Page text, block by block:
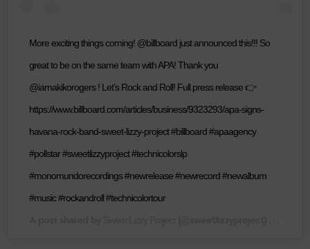
More exciting things coming! @billboard just announced this!!! So
great to be on the same team with APA! Thank you
@iamakikorogers ! Let’s Rock and Roll! Full press release 👉
https://www.billboard.com/articles/business/9323293/apa-signs-
havana-rock-band-sweet-lizzy-project #billboard #apaagency
#pollstar #sweetlizzyproject #technicolorslp
#monomundorecordings #newrelease #newrecord #newalbum
#music #rockandroll #technicolortour